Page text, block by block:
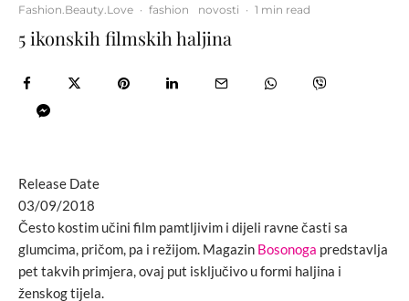
Fashion.Beauty.Love · fashion novosti · 1 min read
5 ikonskih filmskih haljina
Release Date
03/09/2018
Često kostim učini film pamtljivim i dijeli ravne časti sa
glumcima, pričom, pa i režijom. Magazin Bosonoga predstavlja
pet takvih primjera, ovaj put isključivo u formi haljina i
ženskog tijela.